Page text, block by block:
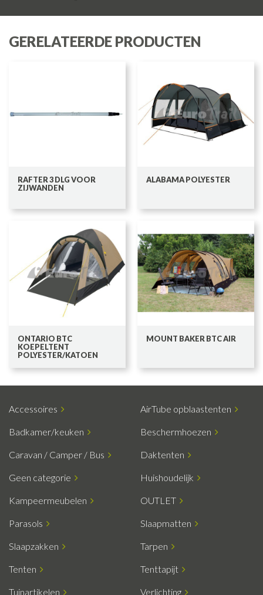
GERELATEERDE PRODUCTEN
RAFTER 3 DLG VOOR
ZIJWANDEN
ALABAMA POLYESTER
ONTARIO BTC
KOEPELTENT
POLYESTER/KATOEN
MOUNT BAKER BTC AIR
Accessoires AirTube opblaastenten
Badkamer/keuken Beschermhoezen
Caravan / Camper / Bus Daktenten
Geen categorie Huishoudelijk
Kampeermeubelen OUTLET
Parasols Slaapmatten
Slaapzakken Tarpen
Tenten Tenttapijt
Tuinartikelen Verlichting